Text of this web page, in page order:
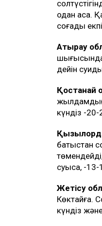
одан аса.
соғады
Атырау
шығысында
дейін
Қостанай
күндіз -20-
батыстан
суыса, -13-
Жетісу
Көктайғақ.
күндіз